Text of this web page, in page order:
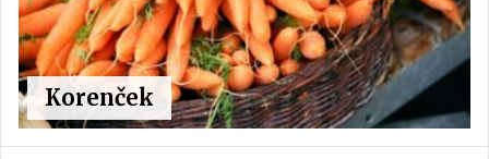
Korenček